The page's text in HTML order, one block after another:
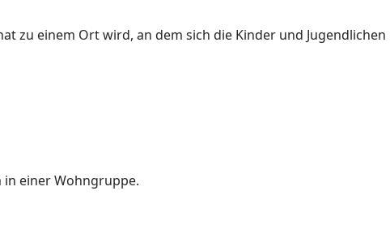
zu einem Ort wird, an dem sich die Kinder und Jugendlichen
einer Wohngruppe.